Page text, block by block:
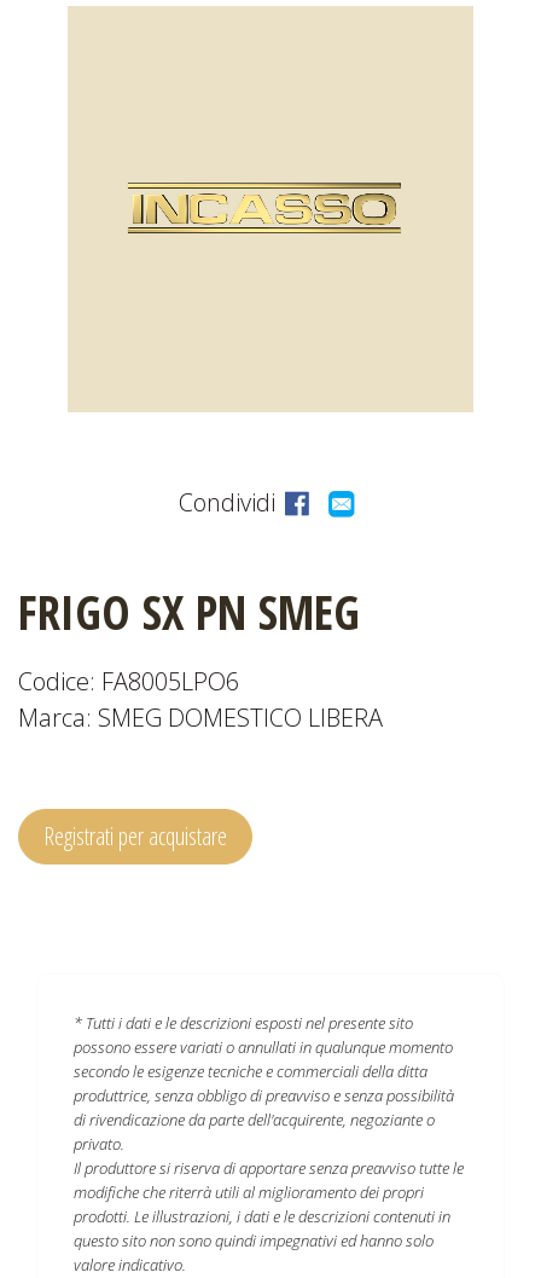
CATALOGHI
EVENTI
NEWS
Condividi
FRIGO SX PN SMEG
Codice: FA8005LPO6
Marca: SMEG DOMESTICO LIBERA
Registrati per acquistare
* Tutti i dati e le descrizioni esposti nel presente sito
possono essere variati o annullati in qualunque momento
secondo le esigenze tecniche e commerciali della ditta
produttrice, senza obbligo di preavviso e senza possibilità
di rivendicazione da parte dell'acquirente, negoziante o
privato.
Il produttore si riserva di apportare senza preavviso tutte le
modifiche che riterrà utili al miglioramento dei propri
prodotti. Le illustrazioni, i dati e le descrizioni contenuti in
questo sito non sono quindi impegnativi ed hanno solo
valore indicativo.